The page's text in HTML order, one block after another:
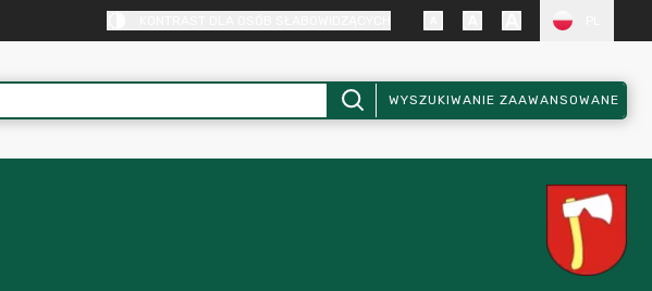
WYSZUKIWANIE ZAAWANSOWANE